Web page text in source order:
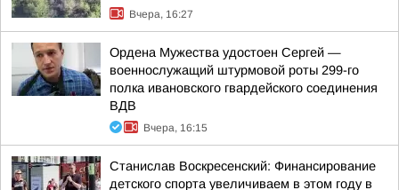
Вчера, 16:27
Ордена Мужества удостоен Сергей —
военнослужащий штурмовой роты 299-го
полка ивановского гвардейского соединения
ВДВ
Вчера, 16:15
Станислав Воскресенский: Финансирование
детского спорта увеличиваем в этом году в